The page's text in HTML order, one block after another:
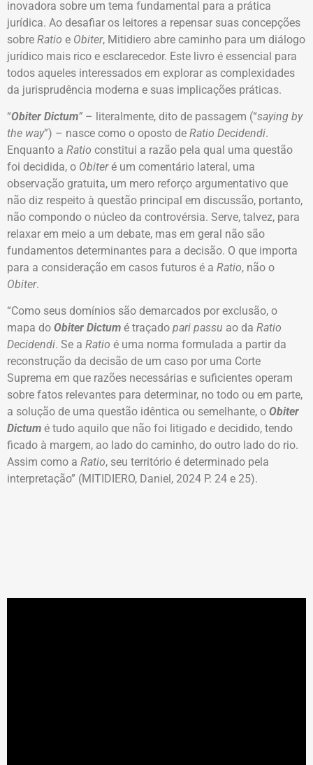
inovadora sobre um tema fundamental para a prática
jurídica. Ao desafiar os leitores a repensar suas concepções
sobre Ratio e Obiter, Mitidiero abre caminho para um diálogo
jurídico mais rico e esclarecedor. Este livro é essencial para
todos aqueles interessados ​​em explorar as complexidades
da jurisprudência moderna e suas implicações práticas.
“Obiter Dictum” – literalmente, dito de passagem (“saying by
the way”) – nasce como o oposto de Ratio Decidendi.
Enquanto a Ratio constitui a razão pela qual uma questão
foi decidida, o Obiteré um comentário lateral, uma
observação gratuita, um mero reforço argumentativo que
não diz respeito à questão principal em discussão, portanto,
não compondo o núcleo da controvérsia. Serve, talvez, para
relaxar em meio a um debate, mas em geral não são
fundamentos determinantes para a decisão. O que importa
para a consideração em casos futuros é a Ratio, não o
Obiter.
“Como seus domínios são demarcados por exclusão, o
mapa do Obiter Dictum é traçado pari passu ao da Ratio
Decidendi. Se a Ratio é uma norma formulada a partir da
reconstrução da decisão de um caso por uma Corte
Suprema em que razões necessárias e suficientes operam
sobre fatos relevantes para determinar, no todo ou em parte,
a solução de uma questão idêntica ou semelhante, o Obiter
Dictum é tudo aquilo que não foi litigado e decidido, tendo
ficado à margem, ao lado do caminho, do outro lado do rio.
Assim como a Ratio, seu território é determinado pela
interpretação” (MITIDIERO, Daniel, 2024 P. 24 e 25).